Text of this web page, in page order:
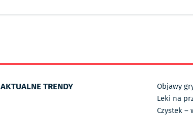
AKTUALNE TRENDY Objawy
Leki na
Czystek –